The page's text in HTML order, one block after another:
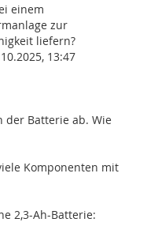
einem
zur
liefern?
13:47
der Batterie ab. Wie
Komponenten mit
2,3-Ah-Batterie: